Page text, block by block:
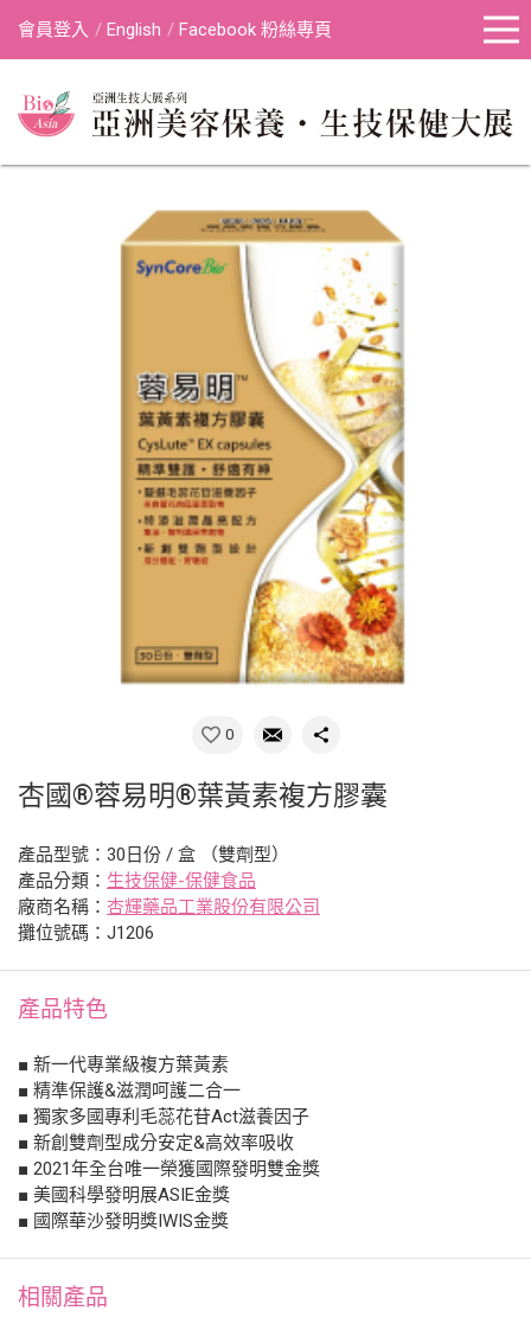
會員登入 English Facebook 粉絲專頁
0
杏國®蓉易明®葉黃素複方膠囊
產品型號：30日份 / 盒 （雙劑型）
產品分類： 生技保健-保健食品
廠商名稱： 杏輝藥品工業股份有限公司
攤位號碼：J1206
產品特色
■ 新一代專業級複方葉黃素
■ 精準保護&滋潤呵護二合一
■ 獨家多國專利毛蕊花苷Act滋養因子
■ 新創雙劑型成分安定&高效率吸收
■ 2021年全台唯一榮獲國際發明雙金獎
■ 美國科學發明展ASIE金獎
■ 國際華沙發明獎IWIS金獎
相關產品